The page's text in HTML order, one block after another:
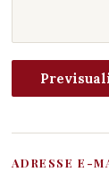
ADRESSE E-